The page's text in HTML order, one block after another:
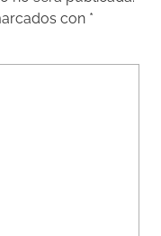
con *